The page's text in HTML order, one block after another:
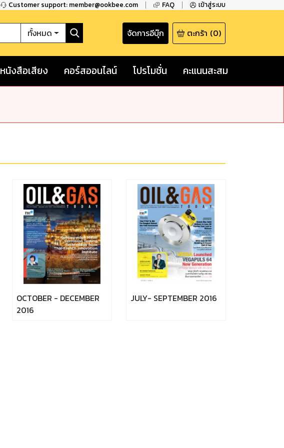
Customer support: member@ookbee.com FAQ เข้าสู่ระบบ
ทั้งหมด จัดการอีบุ๊ก ตะกร้า (0)
หนังสือเสียง คอร์สออนไลน์ โปรโมชั่น คะแนนสะสม
OCTOBER - DECEMBER
2016
JULY- SEPTEMBER 2016